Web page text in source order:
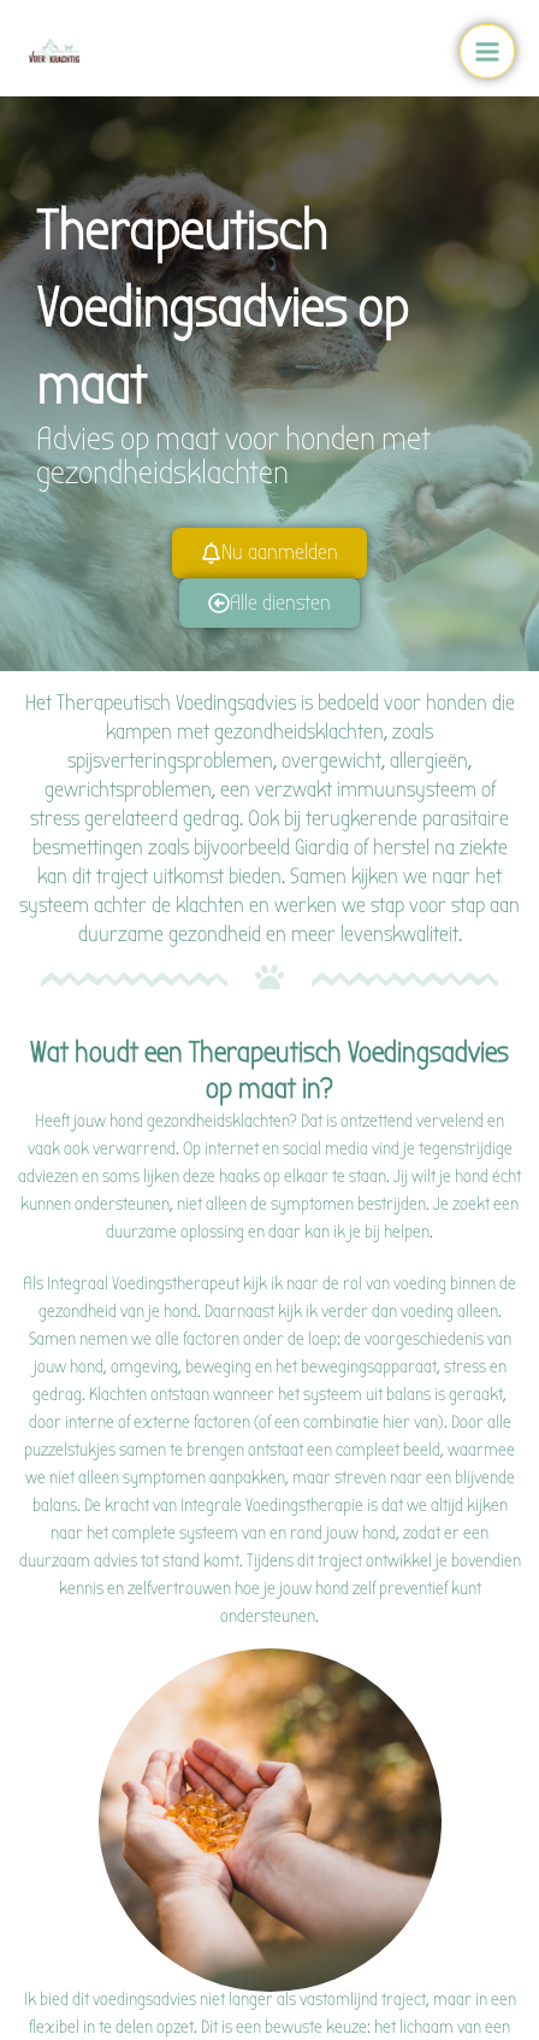
inhoud
Main
Menu
Therapeutisch
Voedingsadvies op
maat
Advies op maat voor honden met
gezondheidsklachten
Nu aanmelden
Alle diensten
Het Therapeutisch Voedingsadvies is bedoeld voor honden die
kampen met gezondheidsklachten, zoals
spijsverteringsproblemen, overgewicht, allergieën,
gewrichtsproblemen, een verzwakt immuunsysteem of
stress gerelateerd gedrag. Ook bij terugkerende parasitaire
besmettingen zoals bijvoorbeeld Giardia of herstel na ziekte
kan dit traject uitkomst bieden. Samen kijken we naar het
systeem achter de klachten en werken we stap voor stap aan
duurzame gezondheid en meer levenskwaliteit.
Wat houdt een Therapeutisch Voedingsadvies
op maat in?
Heeft jouw hond gezondheidsklachten? Dat is ontzettend vervelend en
vaak ook verwarrend. Op internet en social media vind je tegenstrijdige
adviezen en soms lijken deze haaks op elkaar te staan. Jij wilt je hond écht
kunnen ondersteunen, niet alleen de symptomen bestrijden. Je zoekt een
duurzame oplossing en daar kan ik je bij helpen.
Als Integraal Voedingstherapeut kijk ik naar de rol van voeding binnen de
gezondheid van je hond. Daarnaast kijk ik verder dan voeding alleen.
Samen nemen we alle factoren onder de loep: de voorgeschiedenis van
jouw hond, omgeving, beweging en het bewegingsapparaat, stress en
gedrag. Klachten ontstaan wanneer het systeem uit balans is geraakt,
door interne of externe factoren (of een combinatie hier van). Door alle
puzzelstukjes samen te brengen ontstaat een compleet beeld, waarmee
we niet alleen symptomen aanpakken, maar streven naar een blijvende
balans. De kracht van Integrale Voedingstherapie is dat we altijd kijken
naar het complete systeem van en rond jouw hond, zodat er een
duurzaam advies tot stand komt. Tijdens dit traject ontwikkel je bovendien
kennis en zelfvertrouwen hoe je jouw hond zelf preventief kunt
ondersteunen.
Ik bied dit voedingsadvies niet langer als vastomlijnd traject, maar in een
flexibel in te delen opzet. Dit is een bewuste keuze: het lichaam van een